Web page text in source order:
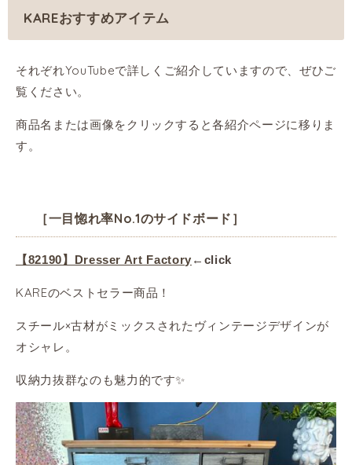
KAREおすすめアイテム
それぞれYouTubeで詳しくご紹介していますので、ぜひご
覧ください。
商品名または画像をクリックすると各紹介ページに移りま
す。
［一目惚れ率No.1のサイドボード］
【82190】Dresser Art Factory ←click
KAREのベストセラー商品！
スチール×古材がミックスされたヴィンテージデザインが
オシャレ。
収納力抜群なのも魅力的です✨